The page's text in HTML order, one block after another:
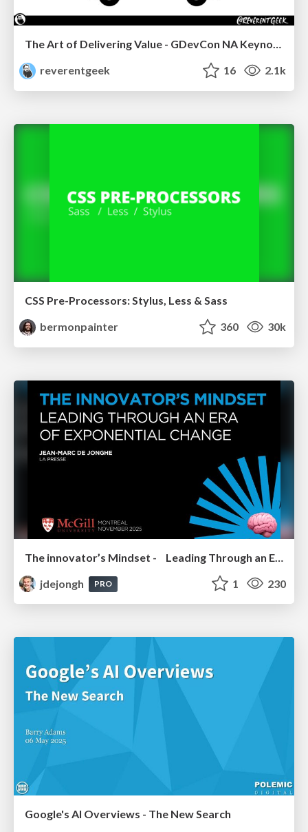
reverentgeek
16 2.1k
CSS Pre-Processors: Stylus, Less & Sass
bermonpainter
360 30k
jdejongh
PRO 1 230
Google's AI Overviews - The New Search